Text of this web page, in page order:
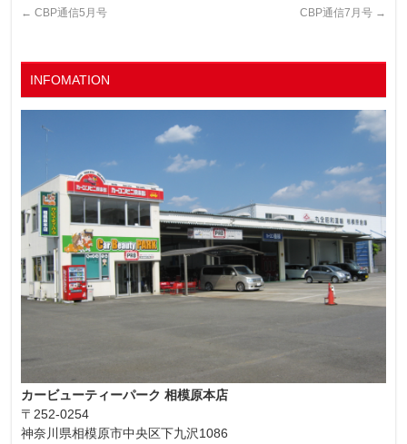
← CBP通信5月号 CBP通信7月号 →
INFOMATION
カービューティーパーク 相模原本店
〒252-0254
神奈川県相模原市中央区下九沢1086